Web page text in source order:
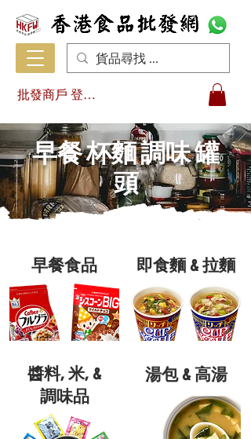
批發商戶 登入/註冊
早餐 杯麵 調味 罐
頭
早餐食品 即食麵 & 拉麵
醬料, 米, &
調味品
湯包 & 高湯